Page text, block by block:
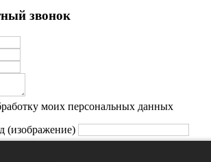
звонок
моих персональных данных